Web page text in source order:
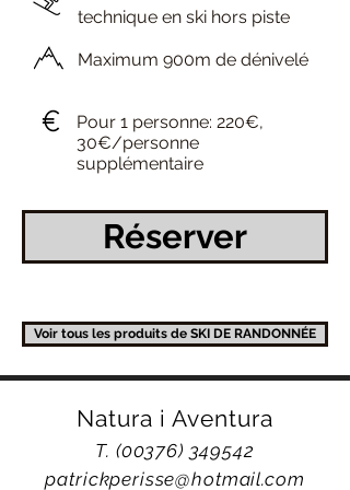
technique en ski hors piste
Maximum 900m de dénivelé
Pour 1 personne: 220€,
30€/personne
supplémentaire
Réserver
Voir tous les produits de SKI DE RANDONNÉE
Natura i Aventura
T. (00376) 349542
patrickperisse@hotmail.com